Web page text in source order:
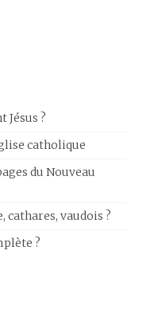
Jésus ?
catholique
du Nouveau
cathares, vaudois ?
?